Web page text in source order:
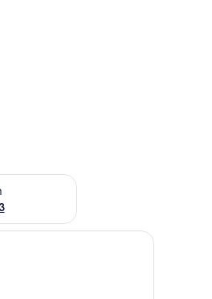
นสุดสัปดาห์หน้า ส.ค. 21 - ส.ค. 23